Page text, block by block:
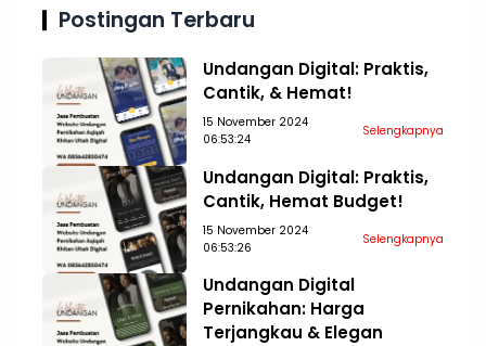
Aceh Tamiang
Aceh Tengah
Postingan Terbaru
Undangan Digital: Praktis,
Cantik, & Hemat!
15 November 2024
06:53:24
Selengkapnya
Undangan Digital: Praktis,
Cantik, Hemat Budget!
15 November 2024
06:53:26
Selengkapnya
Undangan Digital
Pernikahan: Harga
Terjangkau & Elegan